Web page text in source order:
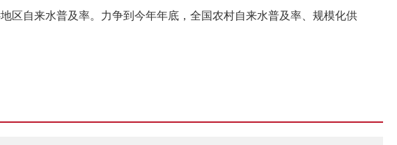
区自来水普及率。力争到今年年底，全国农村自来水普及率、规模化供